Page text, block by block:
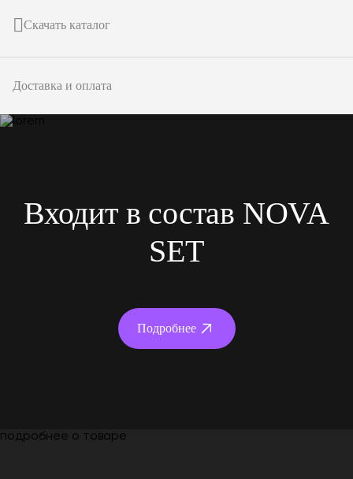
Скачать каталог
Доставка и оплата
Входит в состав NOVA
SET
Подробнее
подробнее о товаре